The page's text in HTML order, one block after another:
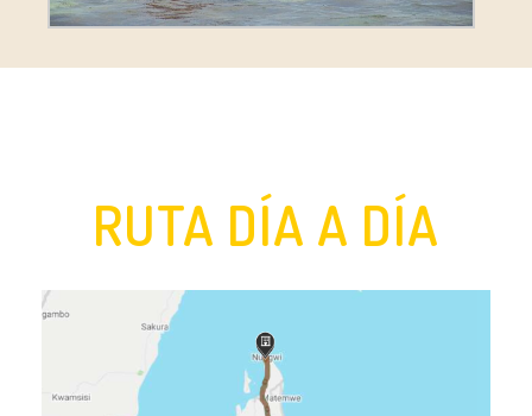
RUTA DÍA A DÍA